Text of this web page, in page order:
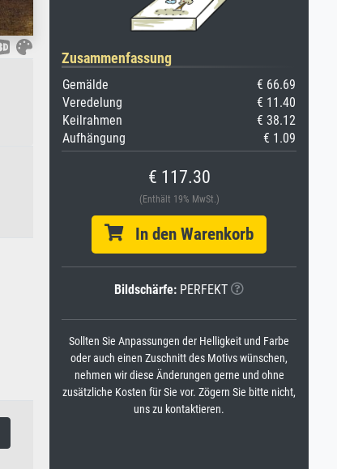
Zusammenfassung
Gemälde
€ 66.69
Veredelung
€ 11.40
Keilrahmen
€ 38.12
Aufhängung
€ 1.09
€ 117.30
(Enthält 19% MwSt.)
In den Warenkorb
Bildschärfe: PERFEKT
Sollten Sie Anpassungen der Helligkeit und Farbe
oder auch einen Zuschnitt des Motivs wünschen,
nehmen wir diese Änderungen gerne und ohne
zusätzliche Kosten für Sie vor. Zögern Sie bitte nicht,
uns zu kontaktieren.